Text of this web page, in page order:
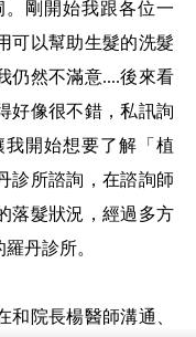
剛開始我跟各位一
可以幫助生髮的洗髮
仍然不滿意....後來看
好像很不錯，私訊詢
開始想要了解「植
診所諮詢，在諮詢師
落髮狀況，經過多方
丹診所。
院長楊醫師溝通、